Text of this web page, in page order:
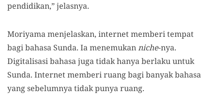
pendidikan,” jelasnya.
Moriyama menjelaskan, internet memberi tempat
bagi bahasa Sunda. Ia menemukanniche-nya.
Digitalisasi bahasa juga tidak hanya berlaku untuk
Sunda. Internet memberi ruang bagi banyak bahasa
yang sebelumnya tidak punya ruang.